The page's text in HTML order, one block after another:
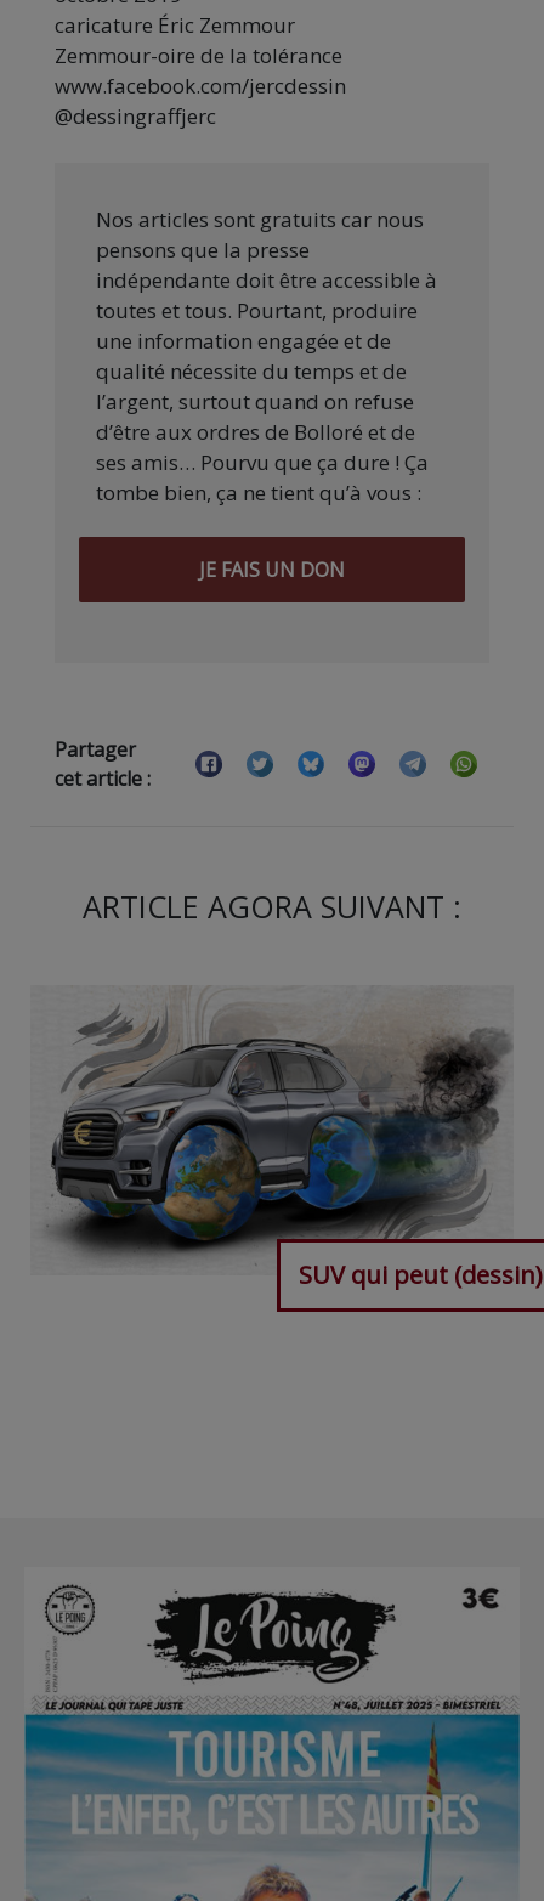
caricature Éric Zemmour
Zemmour-oire de la tolérance
www.facebook.com/jercdessin
@dessingraffjerc
Nos articles sont gratuits car nous
pensons que la presse
indépendante doit être accessible à
toutes et tous. Pourtant, produire
une information engagée et de
qualité nécessite du temps et de
l’argent, surtout quand on refuse
d’être aux ordres de Bolloré et de
ses amis… Pourvu que ça dure ! Ça
tombe bien, ça ne tient qu’à vous :
JE FAIS UN DON
Partager
cet article :
ARTICLE AGORA SUIVANT :
SUV qui peut (dessin)